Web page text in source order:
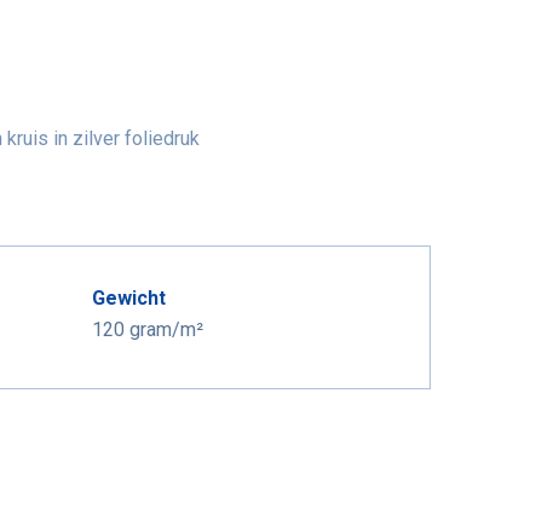
kruis in zilver foliedruk
Gewicht
120 gram/m²